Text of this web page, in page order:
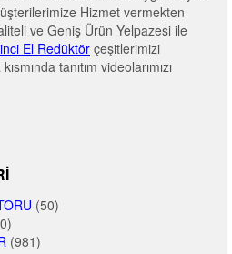
Hizmet vermekten
ve Geniş Ürün Yelpazesi ile
El Redüktör çeşitlerimizi
tanıtım videolarımızı
(50)
(981)